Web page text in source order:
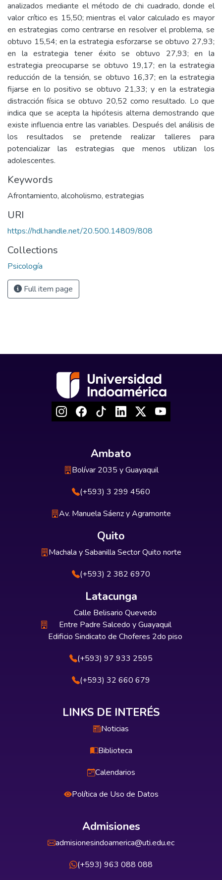
analizados mediante el método de chi cuadrado, donde el
valor crítico es 15,50; mientras el valor calculado es mayor
en estrategias como centrarse en resolver el problema, se
obtuvo 15,54; en la estrategia esforzarse se obtuvo 27,93;
en la estrategia tener éxito se obtuvo 27,93; en la
estrategia preocuparse se obtuvo 19,17; en la estrategia
reducción de la tensión, se obtuvo 16,37; en la estrategia
fijarse en lo positivo se obtuvo 21,33; y en la estrategia
distracción física se obtuvo 20,52 como resultado. Lo que
indica que se acepta la hipótesis alterna demostrando que
existe influencia entre las variables. Después del análisis de
los resultados se pretende realizar talleres para
potencializar las estrategias que menos utilizan los
adolescentes.
Keywords
Afrontamiento, alcoholismo, estrategias
URI
https://hdl.handle.net/20.500.14809/808
Collections
Psicología
Full item page
Ambato
Bolívar 2035 y Guayaquil
(+593) 3 299 4560
Av. Manuela Sáenz y Agramonte
Quito
Machala y Sabanilla Sector Quito norte
(+593) 2 382 6970
Latacunga
Calle Belisario Quevedo
Entre Padre Salcedo y Guayaquil
Edificio Sindicato de Choferes 2do piso
(+593) 97 933 2595
(+593) 32 660 679
LINKS DE INTERÉS
Noticias
Biblioteca
Calendarios
Política de Uso de Datos
Admisiones
admisionesindoamerica@uti.edu.ec
(+593) 963 088 088